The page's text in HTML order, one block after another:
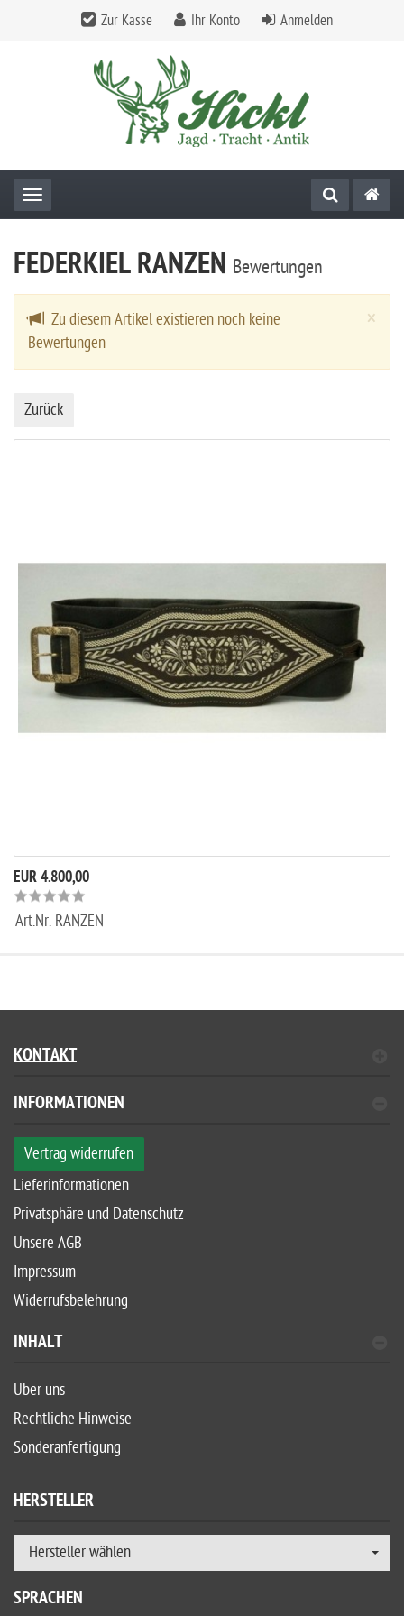
Zur Kasse Ihr Konto Anmelden
Toggle navigation
FEDERKIEL RANZEN Bewertungen
×
Zu diesem Artikel existieren noch keine
Bewertungen
Zurück
EUR 4.800,00
Art.Nr. RANZEN
KONTAKT
INFORMATIONEN
Vertrag widerrufen
Lieferinformationen
Privatsphäre und Datenschutz
Unsere AGB
Impressum
Widerrufsbelehrung
INHALT
Über uns
Rechtliche Hinweise
Sonderanfertigung
HERSTELLER
Hersteller wählen
SPRACHEN